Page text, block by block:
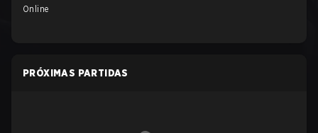
Online
PRÓXIMAS PARTIDAS